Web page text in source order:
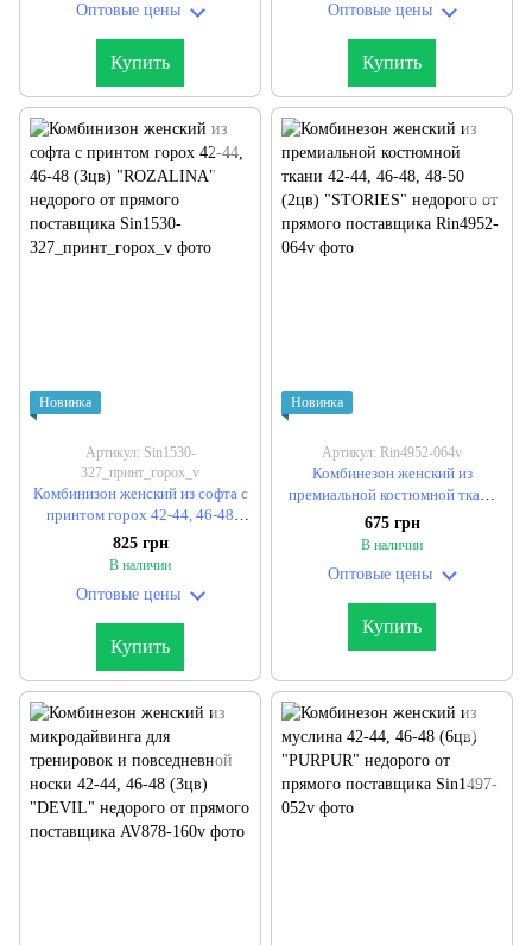
Оптовые цены
Купить
Оптовые цены
Купить
Новинка
Артикул: Sin1530-
327_принт_горох_v
Комбинизон женский из софта с
принтом горох 42-44, 46-48
(3цв) "ROZALINA" недорого от
прямого поставщика
825 грн
В наличии
Оптовые цены
Купить
Новинка
Артикул: Rin4952-064v
Комбинезон женский из
премиальной костюмной ткани
42-44, 46-48, 48-50 (2цв)
"STORIES" недорого от прямого
675 грн
В наличии
Оптовые цены
Купить